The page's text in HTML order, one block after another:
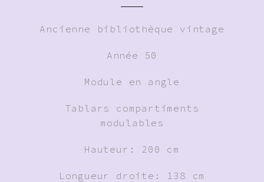
Ancienne bibliothèque vintage
Année 50
Module en angle
Tablars compartiments
modulables
Hauteur: 200 cm
Longueur droite: 138 cm